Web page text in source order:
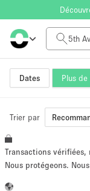
Dates Plus
Tarif à la journée
$0
Taille de l'espace
~ 13 personnes
Trier par
Transactions
Nous protégeons.